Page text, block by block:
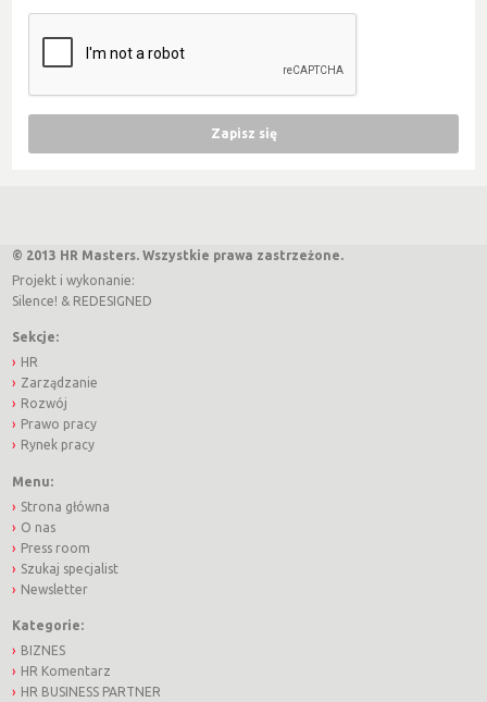
© 2013 HR Masters. Wszystkie prawa zastrzeżone.
Projekt i wykonanie:
Silence! & REDESIGNED
Sekcje:
HR
Zarządzanie
Rozwój
Prawo pracy
Rynek pracy
Menu:
Strona główna
O nas
Press room
Szukaj specjalist
Newsletter
Kategorie:
BIZNES
HR Komentarz
HR BUSINESS PARTNER